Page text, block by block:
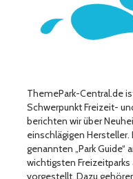
ThemePark-Central.de
Schwerpunkt Freizeit-
berichten wir über
einschlägigen
genannten „Park Guide“
wichtigsten
vorgestellt. Dazu